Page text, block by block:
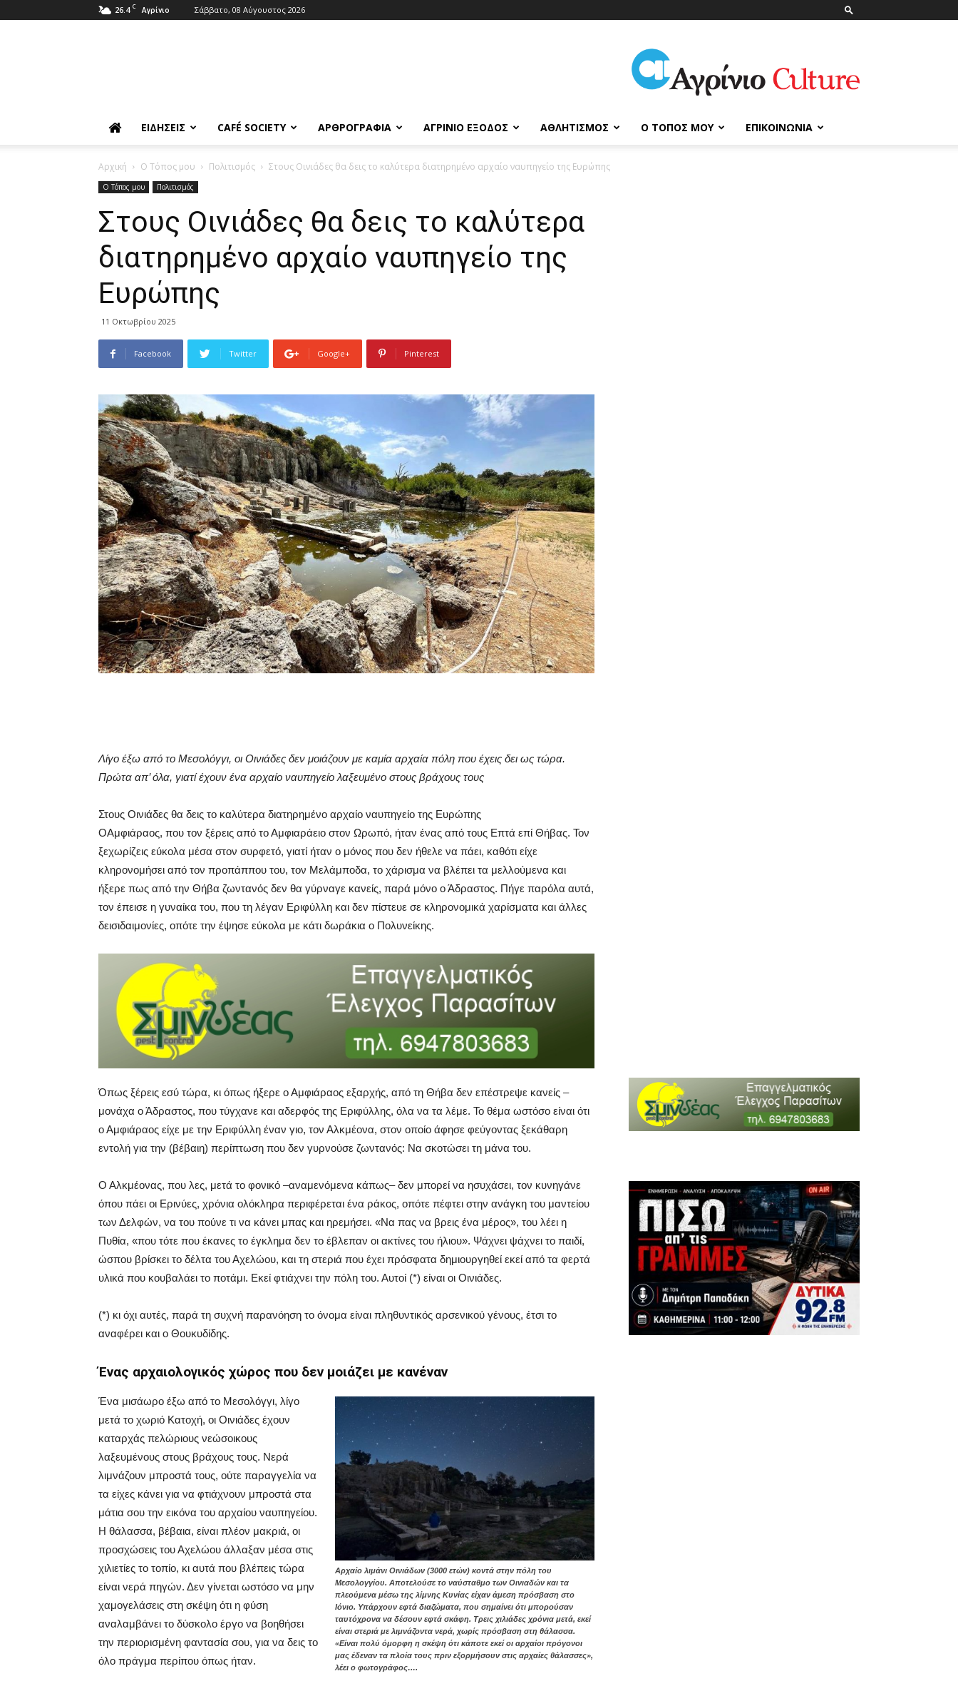
26.4 C Αγρίνιο Σάββατο, 08 Αύγουστος 2026
ΑγρίνιοCulture
ΕΙΔΉΣΕΙΣ CAFÉ SOCIETY ΑΡΘΡΟΓΡΑΦΊΑ ΑΓΡΊΝΙΟ ΈΞΟΔΟΣ ΑΘΛΗΤΙΣΜΌΣ Ο ΤΌΠΟΣ ΜΟΥ ΕΠΙΚΟΙΝΩΝΊΑ
Αρχική Ο Τόπος μου Πολιτισμός Στους Οινιάδες θα δεις το καλύτερα διατηρημένο αρχαίο ναυπηγείο της Ευρώπης
Ο Τόπος μου Πολιτισμός
Στους Οινιάδες θα δεις το καλύτερα
διατηρημένο αρχαίο ναυπηγείο της
Ευρώπης
11 Οκτωβρίου 2025
Facebook Twitter Google+ Pinterest
Λίγο έξω από το Μεσολόγγι, οι Οινιάδες δεν μοιάζουν με καμία αρχαία πόλη που έχεις δει ως τώρα.
Πρώτα απ’ όλα, γιατί έχουν ένα αρχαίο ναυπηγείο λαξευμένο στους βράχους τους
Στους Οινιάδες θα δεις το καλύτερα διατηρημένο αρχαίο ναυπηγείο της Ευρώπης
ΟΑμφιάραος, που τον ξέρεις από το Αμφιαράειο στον Ωρωπό, ήταν ένας από τους Επτά επί Θήβας. Τον
ξεχωρίζεις εύκολα μέσα στον συρφετό, γιατί ήταν ο μόνος που δεν ήθελε να πάει, καθότι είχε
κληρονομήσει από τον προπάππου του, τον Μελάμποδα, το χάρισμα να βλέπει τα μελλούμενα και
ήξερε πως από την Θήβα ζωντανός δεν θα γύρναγε κανείς, παρά μόνο ο Άδραστος. Πήγε παρόλα αυτά,
τον έπεισε η γυναίκα του, που τη λέγαν Εριφύλλη και δεν πίστευε σε κληρονομικά χαρίσματα και άλλες
δεισιδαιμονίες, οπότε την έψησε εύκολα με κάτι δωράκια ο Πολυνείκης.
Όπως ξέρεις εσύ τώρα, κι όπως ήξερε ο Αμφιάραος εξαρχής, από τη Θήβα δεν επέστρεψε κανείς –
μονάχα ο Άδραστος, που τύγχανε και αδερφός της Εριφύλλης, όλα να τα λέμε. Το θέμα ωστόσο είναι ότι
ο Αμφιάραος είχε με την Εριφύλλη έναν γιο, τον Αλκμέονα, στον οποίο άφησε φεύγοντας ξεκάθαρη
εντολή για την (βέβαιη) περίπτωση που δεν γυρνούσε ζωντανός: Να σκοτώσει τη μάνα του.
Ο Αλκμέονας, που λες, μετά το φονικό –αναμενόμενα κάπως– δεν μπορεί να ησυχάσει, τον κυνηγάνε
όπου πάει οι Ερινύες, χρόνια ολόκληρα περιφέρεται ένα ράκος, οπότε πέφτει στην ανάγκη του μαντείου
των Δελφών, να του πούνε τι να κάνει μπας και ηρεμήσει. «Να πας να βρεις ένα μέρος», του λέει η
Πυθία, «που τότε που έκανες το έγκλημα δεν το έβλεπαν οι ακτίνες του ήλιου». Ψάχνει ψάχνει το παιδί,
ώσπου βρίσκει το δέλτα του Αχελώου, και τη στεριά που έχει πρόσφατα δημιουργηθεί εκεί από τα φερτά
υλικά που κουβαλάει το ποτάμι. Εκεί φτιάχνει την πόλη του. Αυτοί (*) είναι οι Οινιάδες.
(*) κι όχι αυτές, παρά τη συχνή παρανόηση το όνομα είναι πληθυντικός αρσενικού γένους, έτσι το
αναφέρει και ο Θουκυδίδης.
Ένας αρχαιολογικός χώρος που δεν μοιάζει με κανέναν
Αρχαίο λιμάνι Οινιάδων (3000 ετών) κοντά στην πόλη του
Μεσολογγίου. Αποτελούσε το ναύσταθμο των Οινιαδών και τα
πλεούμενα μέσω της λίμνης Κυνίας είχαν άμεση πρόσβαση στο
Ιόνιο. Υπάρχουν εφτά διαζώματα, που σημαίνει ότι μπορούσαν
ταυτόχρονα να δέσουν εφτά σκάφη. Τρεις χιλιάδες χρόνια μετά, εκεί
είναι στεριά με λιμνάζοντα νερά, χωρίς πρόσβαση στη θάλασσα.
«Είναι πολύ όμορφη η σκέψη ότι κάποτε εκεί οι αρχαίοι πρόγονοι
μας έδεναν τα πλοία τους πριν εξορμήσουν στις αρχαίες θάλασσες»,
λέει ο φωτογράφος….
Ένα μισάωρο έξω από το Μεσολόγγι, λίγο
μετά το χωριό Κατοχή, οι Οινιάδες έχουν
καταρχάς πελώριους νεώσοικους
λαξευμένους στους βράχους τους. Νερά
λιμνάζουν μπροστά τους, ούτε παραγγελία να
τα είχες κάνει για να φτιάχνουν μπροστά στα
μάτια σου την εικόνα του αρχαίου ναυπηγείου.
Η θάλασσα, βέβαια, είναι πλέον μακριά, οι
προσχώσεις του Αχελώου άλλαξαν μέσα στις
χιλιετίες το τοπίο, κι αυτά που βλέπεις τώρα
είναι νερά πηγών. Δεν γίνεται ωστόσο να μην
χαμογελάσεις στη σκέψη ότι η φύση
αναλαμβάνει το δύσκολο έργο να βοηθήσει
την περιορισμένη φαντασία σου, για να δεις το
όλο πράγμα περίπου όπως ήταν.